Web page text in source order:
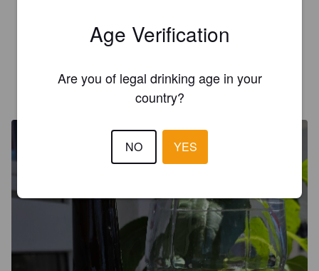
Würzig und Charaktervoll. Starker Hopfenanteil. Für nen Pils
THEBRAVEBEERMAN
Age Verification
Are you of legal drinking age in your
country?
NO YES